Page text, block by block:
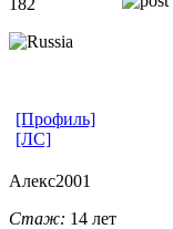
[Профиль]
[ЛС]
Алекс2001
Стаж: 14 лет